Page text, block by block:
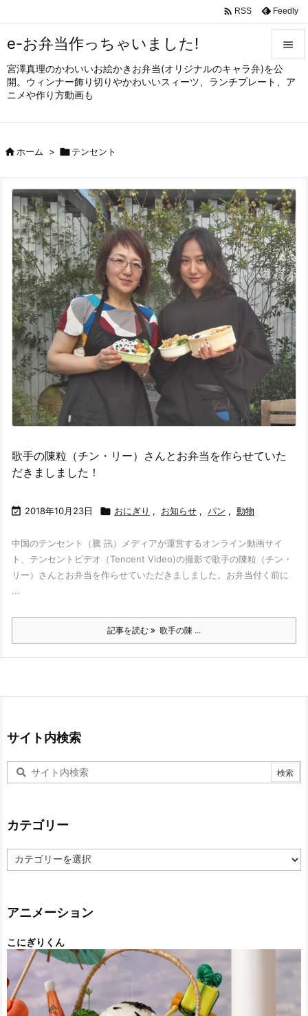
e-お弁当作っちゃいました!
宮澤真理のかわいいお絵かきお弁当(オリジナルのキャラ弁)を公
開。ウィンナー飾り切りやかわいいスィーツ、ランチプレート、ア
ニメや作り方動画も


メニュ
サイド

次へ

検索
 RSS Feedly
ホーム > テンセント
歌手の陳粒（チン・リー）さんとお弁当を作らせていた
だきましました！
 2018年10月23日  おにぎり , お知らせ , パン , 動物
中国のテンセント（騰 訊）メディアが運営するオンライン動画サイ
ト、テンセントビデオ（Tencent Video)の撮影で歌手の陳粒（チン・
リー）さんとお弁当を作らせていただきましました。お弁当付く前に
...
記事を読む 歌手の陳 ...
サイト内検索
カテゴリー
テ
ー
アニメーション
こにぎりくん